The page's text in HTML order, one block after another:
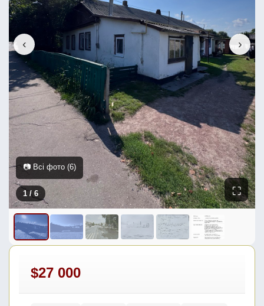
‹ ›
1 / 6 ⛶
📷 Всі фото (6)
$27 000